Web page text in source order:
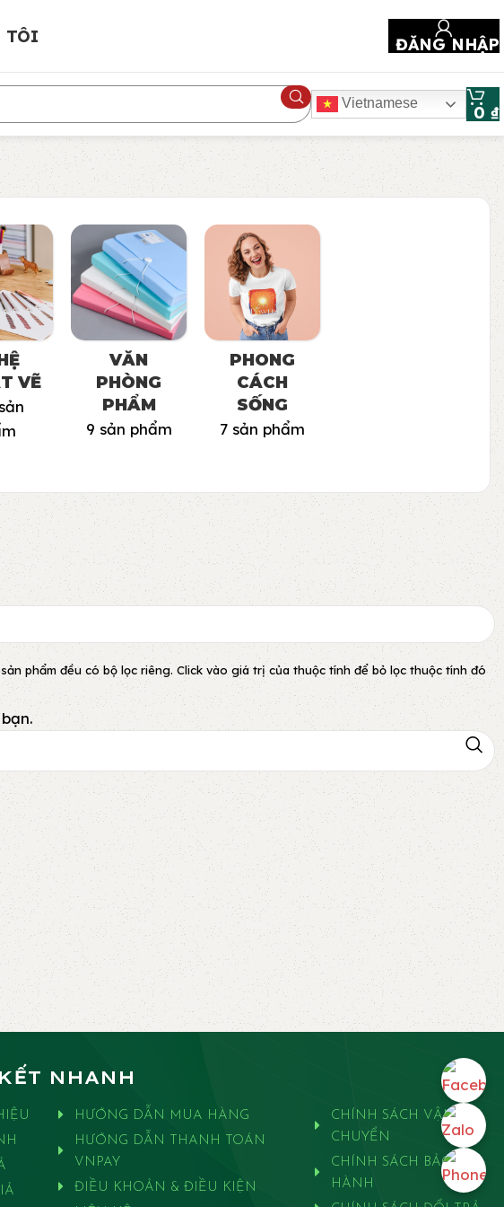
TÔI ĐĂNG NHẬP
Vietnamese 0 ₫
VẼ
VĂN
PHÒNG
PHẨM
9 sản phẩm
PHONG
CÁCH
SỐNG
7 sản phẩm
phẩm đều có bộ lọc riêng. Click vào giá trị của thuộc tính để bỏ lọc thuộc tính đó
NHANH
HƯỚNG DẪN MUA HÀNG
HƯỚNG DẪN THANH TOÁN
VNPAY
ĐIỀU KHOẢN & ĐIỀU KIỆN
CHÍNH SÁCH VẬN
CHUYỂN
CHÍNH SÁCH BẢO
HÀNH